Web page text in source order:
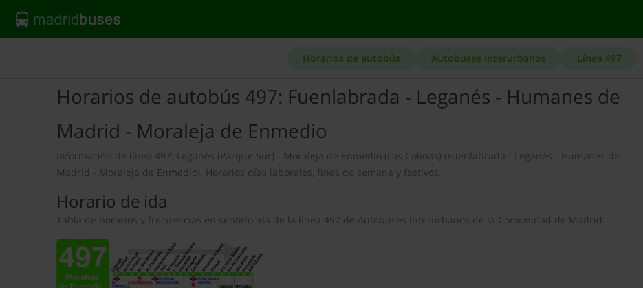
Horarios de autobús Autobuses Interurbanos Línea 497
Horarios de autobús 497: Fuenlabrada - Leganés - Humanes de
Madrid - Moraleja de Enmedio
Información de línea 497: Leganés (Parque Sur) - Moraleja de Enmedio (Las Colinas) (Fuenlabrada - Leganés - Humanes de
Madrid - Moraleja de Enmedio). Horarios días laborales, fines de semana y festivos.
Horario de ida
Tabla de horarios y frecuencias en sentido ida de la línea 497 de Autobuses Interurbanos de la Comunidad de Madrid: